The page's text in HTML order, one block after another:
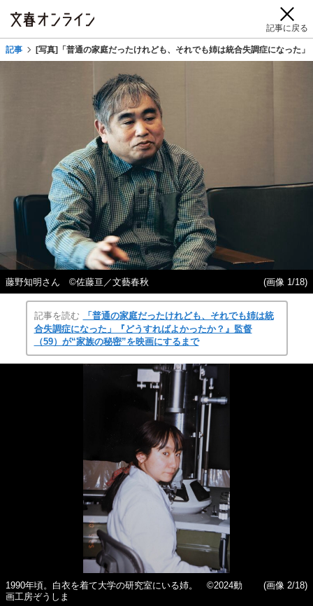
記事に戻る
記事 [写真]「普通の家庭だったけれども、それでも姉は統合失調症になった
藤野知明さん ©佐藤亘／文藝春秋 (画像 1/18)
記事を読む
「普通の家庭だったけれども、それでも姉は統
合失調症になった」『どうすればよかったか？』監督
（59）が“家族の秘密”を映画にするまで
1990年頃。白衣を着て大学の研究室にいる姉。 ©2024動
画工房ぞうしま
(画像 2/18)